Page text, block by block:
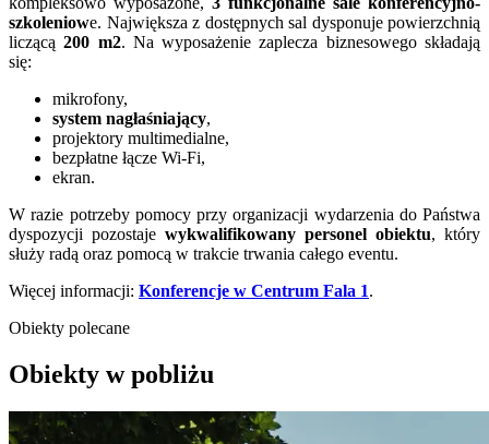
szkoleniowe. Największa z dostępnych sal dysponuje powierzchnią
liczącą200 m2. Na wyposażenie zaplecza biznesowego składają
się:
mikrofony,
system nagłaśniający,
projektory multimedialne,
bezpłatne łącze Wi-Fi,
ekran.
W razie potrzeby pomocy przy organizacji wydarzenia do Państwa
dyspozycji pozostaje wykwalifikowany personel obiektu, który
służy radą oraz pomocą w trakcie trwania całego eventu.
Więcej informacji: Konferencje w Centrum Fala 1.
Obiekty polecane
Obiekty w pobliżu